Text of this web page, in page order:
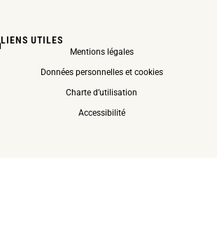
LIENS UTILES
Mentions légales
Données personnelles et cookies
Charte d’utilisation
Accessibilité